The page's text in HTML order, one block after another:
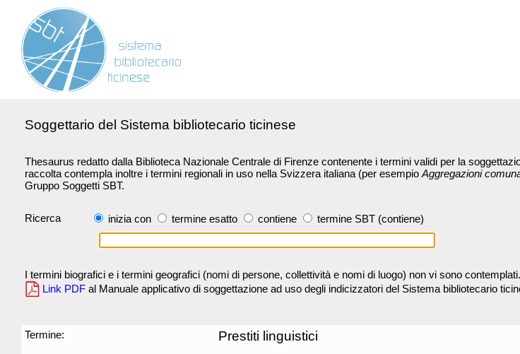
Soggettario del Sistema bibliotecario ticinese
Thesaurus redatto dalla Biblioteca Nazionale Centrale di Firenze contenente i termini validi per la
raccolta contempla inoltre i termini regionali in uso nella Svizzera italiana (per esempio Aggregazioni
Gruppo Soggetti SBT.
Ricerca inizia con termine esatto contiene termine SBT (contiene)
I termini biografici e i termini geografici (nomi di persone, collettività e nomi di luogo) non vi sono contemplati.
Link PDF al Manuale applicativo di soggettazione ad uso degli indicizzatori del Sistema bibliotecario
Termine: Prestiti linguistici